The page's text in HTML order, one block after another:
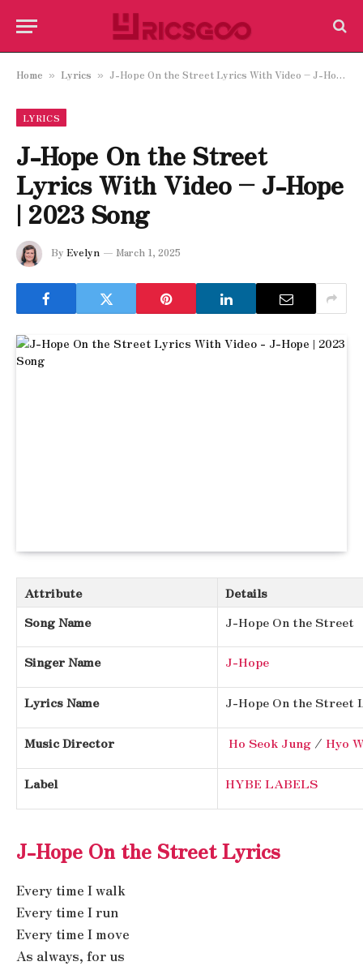
Home » Lyrics » J-Hope On the Street Lyrics With Video – J-Hope | 2023 Song
LYRICS
J-Hope On the Street
Lyrics With Video – J-Hope
| 2023 Song
By Evelyn March 1, 2025
Attribute
Details
Song Name
J-Hope On the Street
Singer Name J-Hope
Lyrics Name J-Hope On the Street
Music Director Ho Seok Jung / Hyo
Label HYBE LABELS
J-Hope On the Street Lyrics
Every time I walk
Every time I run
Every time I move
As always, for us